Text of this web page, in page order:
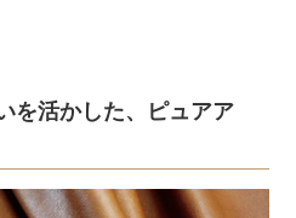
を活かした、ピュアア